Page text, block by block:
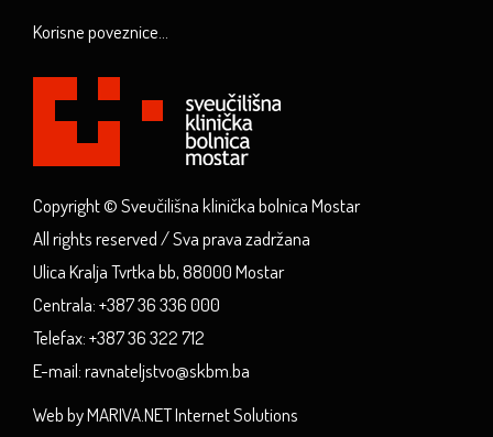
Korisne poveznice...
Copyright © Sveučilišna klinička bolnica Mostar
All rights reserved / Sva prava zadržana
Ulica Kralja Tvrtka bb, 88000 Mostar
Centrala: +387 36 336 000
Telefax: +387 36 322 712
E-mail: ravnateljstvo@skbm.ba
Web by MARIVA.NET Internet Solutions